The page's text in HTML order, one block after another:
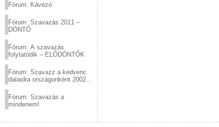
Fórum: Kávézó
Fórum: Szavazás 2011 –
DÖNTŐ
Fórum: A szavazás
folytatódik – ELŐDÖNTŐK
Fórum: Szavazz a kedvenc
dalaidra országonként 2002
Fórum: Szavazás a
mindenem!